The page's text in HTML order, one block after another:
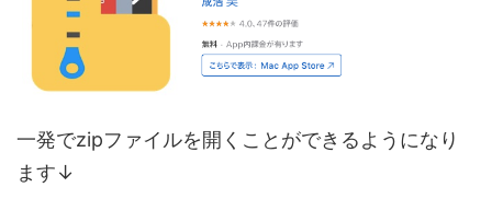
一発でzipファイルを開くことができるようになり
ます↓